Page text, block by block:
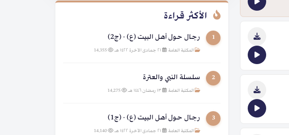
الأكثر قراءة
1 رجال حول أهل البيت (ع) - (ج2)
المكتبة العامة |
2 سلسلة النبي والعترة
المكتبة العامة |
3 رجال حول أهل البيت (ع) - (ج1)
المكتبة العامة |